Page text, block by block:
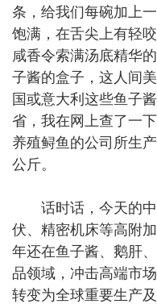
条，给我们每碗加上
饱满，在舌尖上有轻
咸香令索满汤底精华
子酱的盒子，这人间
国或意大利这些鱼子
省，我在网上查了一
养殖鲟鱼的公司所生
公斤。
话时话，今天的中
伏、精密机床等高附
年还在鱼子酱、鹅肝
品领域，冲击高端市
转变为全球重要生产